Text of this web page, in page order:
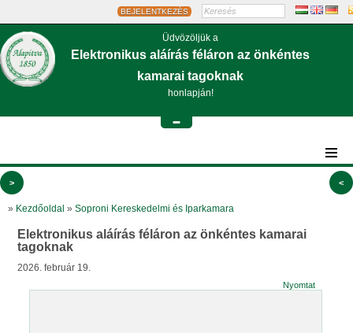
BEJELENTKEZÉS
Üdvözöljük a
Elektronikus aláírás féláron az önkéntes
kamarai tagoknak
honlapján!
-
> <
» Kezdőoldal » Soproni Kereskedelmi és Iparkamara
Elektronikus aláírás féláron az önkéntes kamarai
tagoknak
2026. február 19.
Nyomtat